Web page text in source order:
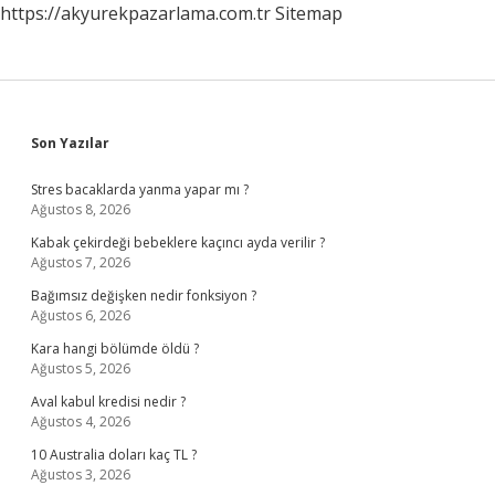
https://akyurekpazarlama.com.trSitemap
Sidebar
Son Yazılar
Stres bacaklarda yanma yapar mı ?
Ağustos 8, 2026
Kabak çekirdeği bebeklere kaçıncı ayda verilir ?
Ağustos 7, 2026
Bağımsız değişken nedir fonksiyon ?
Ağustos 6, 2026
Kara hangi bölümde öldü ?
Ağustos 5, 2026
Aval kabul kredisi nedir ?
Ağustos 4, 2026
10 Australia doları kaç TL ?
Ağustos 3, 2026